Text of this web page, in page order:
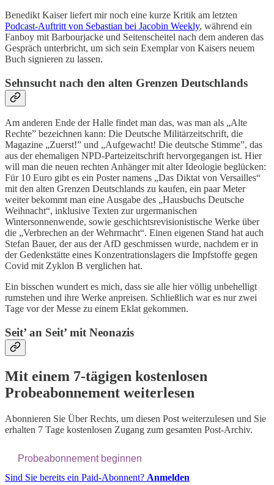
Benedikt Kaiser liefert mir noch eine kurze Kritik am letzten
Podcast-Auftritt von Sebastian bei Jacobin Weekly, während ein
Fanboy mit Barbourjacke und Seitenscheitel nach dem anderen das
Gespräch unterbricht, um sich sein Exemplar von Kaisers neuem
Buch signieren zu lassen.
Sehnsucht nach den alten Grenzen Deutschlands
Am anderen Ende der Halle findet man das, was man als „Alte
Rechte” bezeichnen kann: Die Deutsche Militärzeitschrift, die
Magazine „Zuerst!” und „Aufgewacht! Die deutsche Stimme”, das
aus der ehemaligen NPD-Parteizeitschrift hervorgegangen ist. Hier
will man die neuen rechten Anhänger mit alter Ideologie beglücken:
Für 10 Euro gibt es ein Poster namens „Das Diktat von Versailles“
mit den alten Grenzen Deutschlands zu kaufen, ein paar Meter
weiter bekommt man eine Ausgabe des „Hausbuchs Deutsche
Weihnacht“, inklusive Texten zur urgermanischen
Wintersonnenwende, sowie geschichtsrevisionistische Werke über
die „Verbrechen an der Wehrmacht“. Einen eigenen Stand hat auch
Stefan Bauer, der aus der AfD geschmissen wurde, nachdem er in
der Gedenkstätte eines Konzentrationslagers die Impfstoffe gegen
Covid mit Zyklon B verglichen hat.
Ein bisschen wundert es mich, dass sie alle hier völlig unbehelligt
rumstehen und ihre Werke anpreisen. Schließlich war es nur zwei
Tage vor der Messe zu einem Eklat gekommen.
Seit’ an Seit’ mit Neonazis
Mit einem 7-tägigen kostenlosen
Probeabonnement weiterlesen
Abonnieren Sie Über Rechts, um diesen Post weiterzulesen und Sie
erhalten 7 Tage kostenlosen Zugang zum gesamten Post-Archiv.
Probeabonnement beginnen
Sind Sie bereits ein Paid-Abonnent? Anmelden